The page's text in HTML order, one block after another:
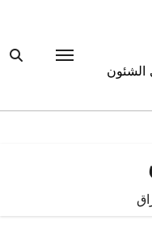
الشئون